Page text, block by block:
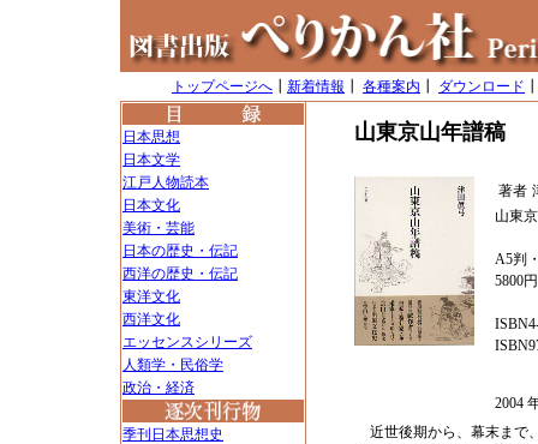
トップページへ 新着情報 各種案内 ダウンロード
日本思想
日本文学
江戸人物読本
日本文化
美術・芸能
日本の歴史・伝記
西洋の歴史・伝記
東洋文化
西洋文化
エッセンスシリーズ
人類学・民俗学
政治・経済
季刊日本思想史
山東京山年譜稿
著者
山東
A5判
5800
2004
近世後期から、幕末まで